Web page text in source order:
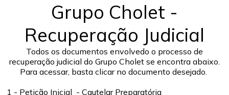
Grupo Cholet -
Recuperação Judicial
Todos os documentos envolvedo o processo de
recuperação judicial do Grupo Cholet se encontra abaixo.
Para acessar, basta clicar no documento desejado.
1 - Petição Inicial - Cautelar Preparatória